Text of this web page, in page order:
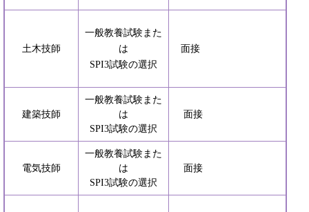
土木技師
一般教養試験また
は
SPI3試験の選択
面接
建築技師
一般教養試験また
は
SPI3試験の選択
面接
電気技師
一般教養試験また
は
SPI3試験の選択
面接